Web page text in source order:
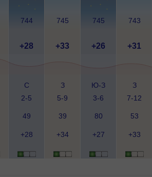
744 745 745 743
+28 +33 +26 +31
С
2-5
З
5-9
Ю-З
3-6
З
7-12
49 39 80 53
+28 +34 +27 +33